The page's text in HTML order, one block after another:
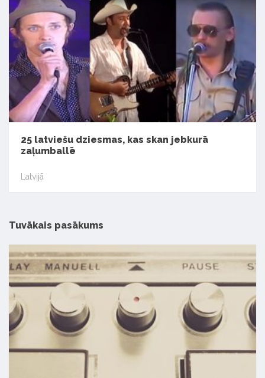
25 latviešu dziesmas, kas skan jebkurā
zaļumballē
Latvijā
Tuvākais pasākums